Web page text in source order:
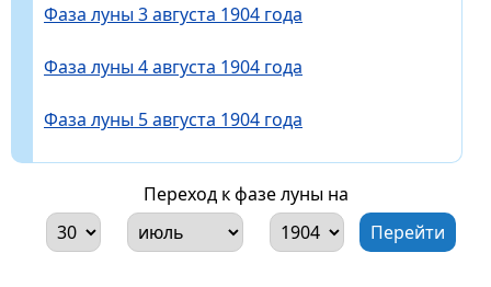
Фаза луны 3 августа 1904 года
Фаза луны 4 августа 1904 года
Фаза луны 5 августа 1904 года
Переход к фазе луны на